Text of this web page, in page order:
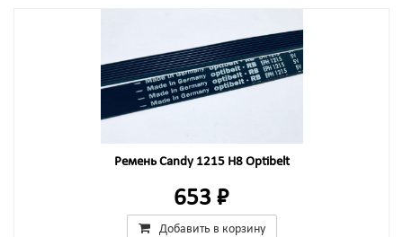
Ремень Candy 1215 H8 Optibelt
653 ₽
Добавить в корзину